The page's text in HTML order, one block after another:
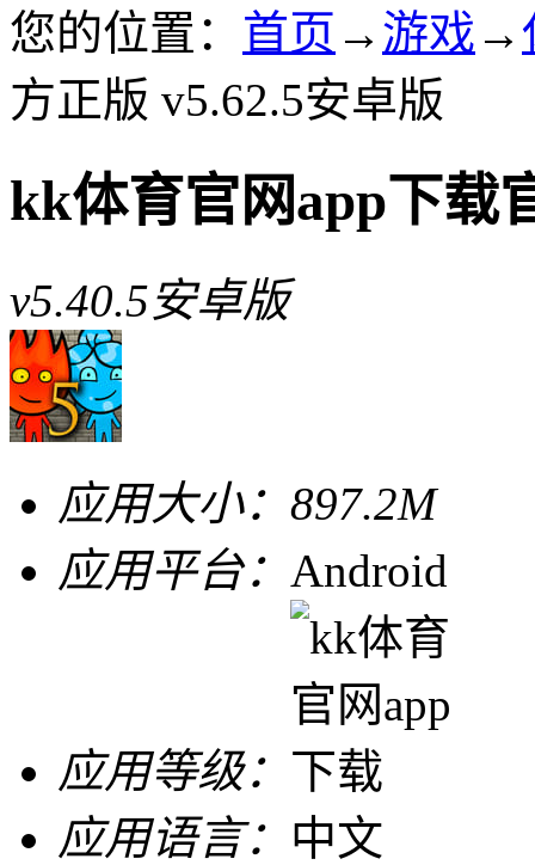
您的位置： 首页 → 游戏 →
方正版 v5.62.5安卓版
kk体育官网app下载
v5.40.5安卓版
应用大小： 897.2M
应用平台： Android
应用等级：
应用语言： 中文